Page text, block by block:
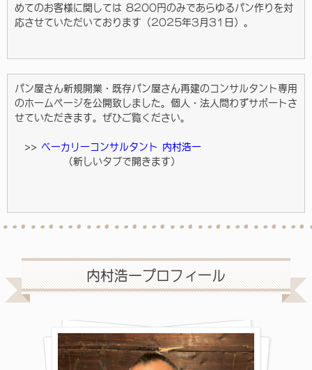
めてのお客様に関しては 8200円のみであらゆるパン作りを対
応させていただいております（2025年3月31日）。
パン屋さん新規開業・既存パン屋さん再建のコンサルタント専用
のホームページを公開致しました。個人・法人問わずサポートさ
せていただきます。ぜひご覧ください。
>> ベーカリーコンサルタント 内村浩一
（新しいタブで開きます）
内村浩一プロフィール